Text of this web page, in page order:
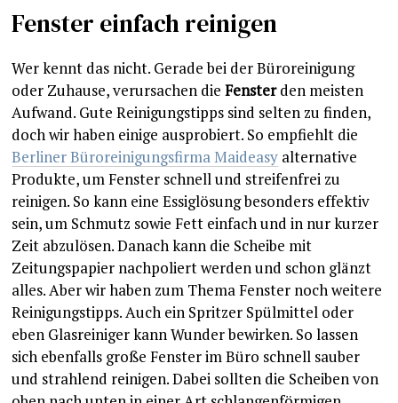
Fenster einfach reinigen
Wer kennt das nicht. Gerade bei der Büroreinigung
oder Zuhause, verursachen dieFensterden meisten
Aufwand. Gute Reinigungstipps sind selten zu finden,
doch wir haben einige ausprobiert. So empfiehlt die
Berliner Büroreinigungsfirma Maideasy alternative
Produkte, um Fenster schnell und streifenfrei zu
reinigen. So kann eine Essiglösung besonders effektiv
sein, um Schmutz sowie Fett einfach und in nur kurzer
Zeit abzulösen. Danach kann die Scheibe mit
Zeitungspapier nachpoliert werden und schon glänzt
alles. Aber wir haben zum Thema Fenster noch weitere
Reinigungstipps. Auch ein Spritzer Spülmittel oder
eben Glasreiniger kann Wunder bewirken. So lassen
sich ebenfalls große Fenster im Büro schnell sauber
und strahlend reinigen. Dabei sollten die Scheiben von